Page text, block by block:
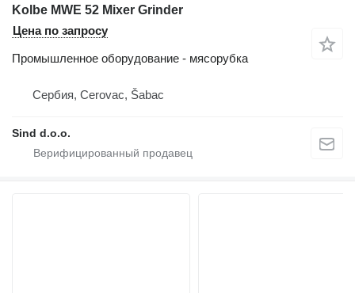
Kolbe MWE 52 Mixer Grinder
Цена по запросу
Промышленное оборудование - мясорубка
Сербия, Cerovac, Šabac
Sind d.o.o.